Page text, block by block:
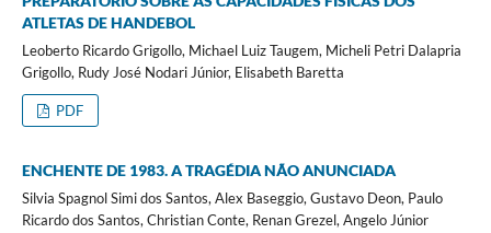
ATLETAS DE HANDEBOL
Leoberto Ricardo Grigollo, Michael Luiz Taugem, Micheli Petri Dalapria
Grigollo, Rudy José Nodari Júnior, Elisabeth Baretta
PDF
ENCHENTE DE 1983. A TRAGÉDIA NÃO ANUNCIADA
Silvia Spagnol Simi dos Santos, Alex Baseggio, Gustavo Deon, Paulo
Ricardo dos Santos, Christian Conte, Renan Grezel, Angelo Júnior